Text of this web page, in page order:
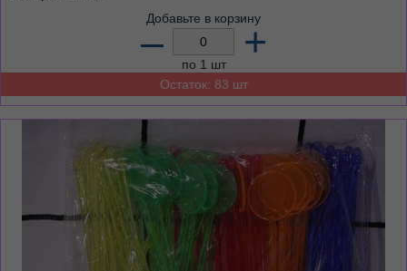
Добавьте в корзину
– +
по 1 шт
Остаток: 83 шт